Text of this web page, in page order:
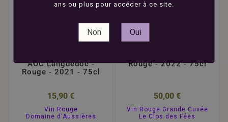
ans ou plus pour accéder à ce site.
Non Oui
AOC Languedoc -
Rouge - 2021 - 75cl
15,90 €
Vin Rouge
Domaine d'Aussières
Rouge - 2022 - 75cl
50,00 €
Vin Rouge Grande Cuvée
Le Clos des Fées